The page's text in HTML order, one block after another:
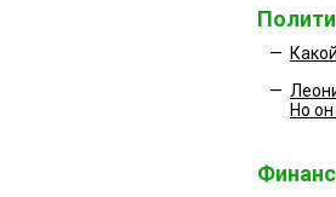
—
—
Но